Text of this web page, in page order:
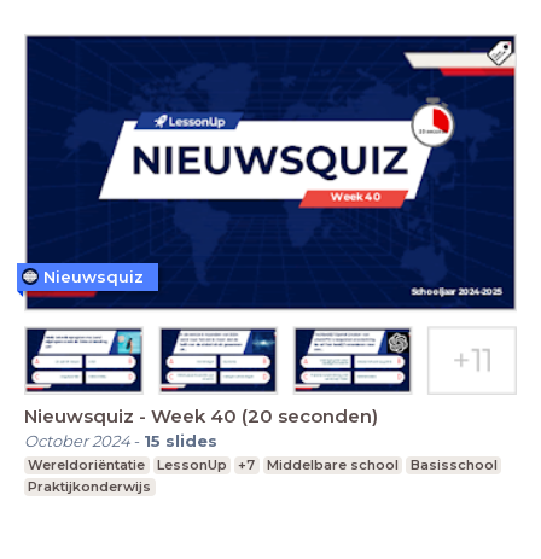
Nieuwsquiz - Week 40 (20 seconden)
October 2024- 15 slides
Wereldoriëntatie LessonUp +7 Middelbare school
Basisschool
Praktijkonderwijs
Nieuwsquiz